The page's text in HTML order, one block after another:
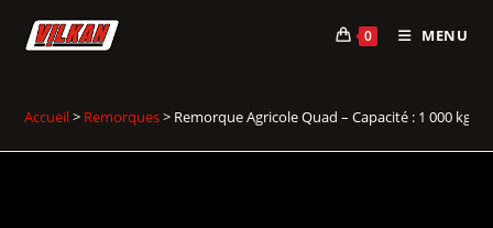
0 MENU
Accueil> Remorques> Remorque Agricole Quad – Capacité : 1 000 kg –